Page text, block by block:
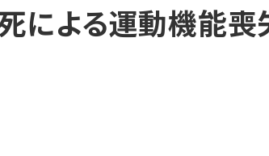
による運動機能喪